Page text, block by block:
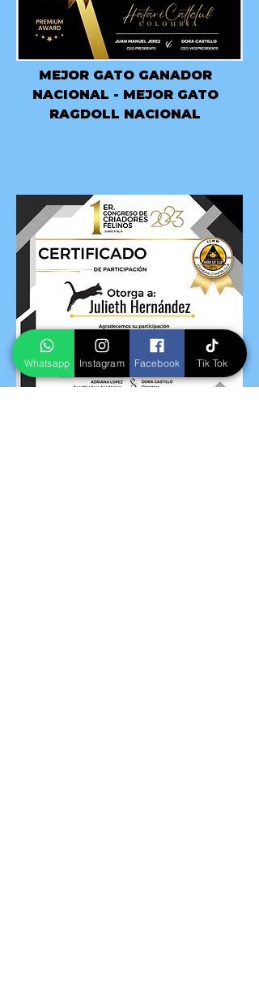
MEJOR GATO GANADOR
NACIONAL - MEJOR GATO
RAGDOLL NACIONAL
Whatsapp Instagram Facebook Tik Tok